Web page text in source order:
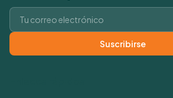
Correo electrónico
Suscribirse